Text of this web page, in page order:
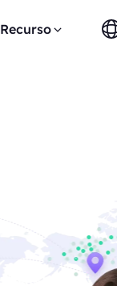
Recurso